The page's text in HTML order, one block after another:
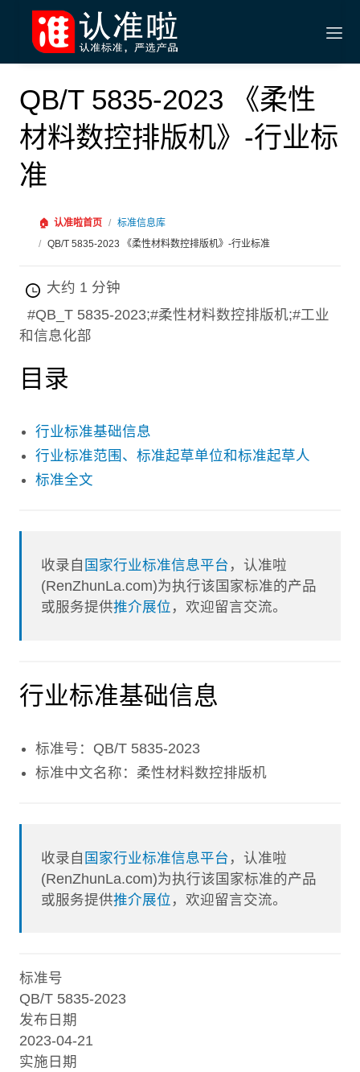
QB/T 5835-2023 《柔性
材料数控排版机》-行业标
准
🏠 认准啦首页 / 标准信息库
/ QB/T 5835-2023 《柔性材料数控排版机》-行业标准
大约 1 分钟
#QB_T 5835-2023;#柔性材料数控排版机;#工业
和信息化部
目录
行业标准基础信息
行业标准范围、标准起草单位和标准起草人
标准全文
收录自 国家行业标准信息平台 ，认准啦
(RenZhunLa.com)为执行该国家标准的产品
或服务提供推介展位 ，欢迎留言交流。
行业标准基础信息
标准号：QB/T 5835-2023
标准中文名称：柔性材料数控排版机
收录自 国家行业标准信息平台 ，认准啦
(RenZhunLa.com)为执行该国家标准的产品
或服务提供推介展位 ，欢迎留言交流。
标准号
QB/T 5835-2023
发布日期
2023-04-21
实施日期